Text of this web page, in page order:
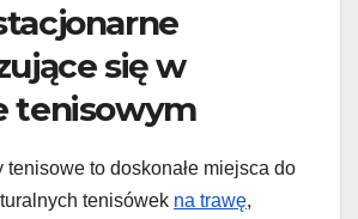
się w
tenisowym
tenisowe to doskonałe miejsca do
tenisówek na trawę,